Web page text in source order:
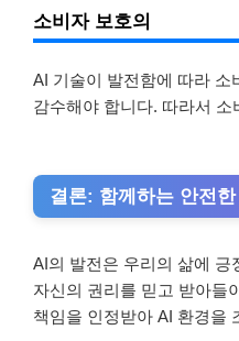
소비자 보호의
AI 기술이 발전함에 따라 소
감수해야 합니다. 따라서
결론: 함께하는 안전
AI의 발전은 우리의 삶에 긍
자신의 권리를 믿고 받아들
책임을 인정받아 AI 환경을